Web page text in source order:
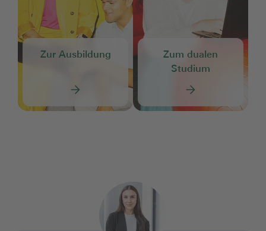
Zur Ausbildung
Zum dualen
Studium